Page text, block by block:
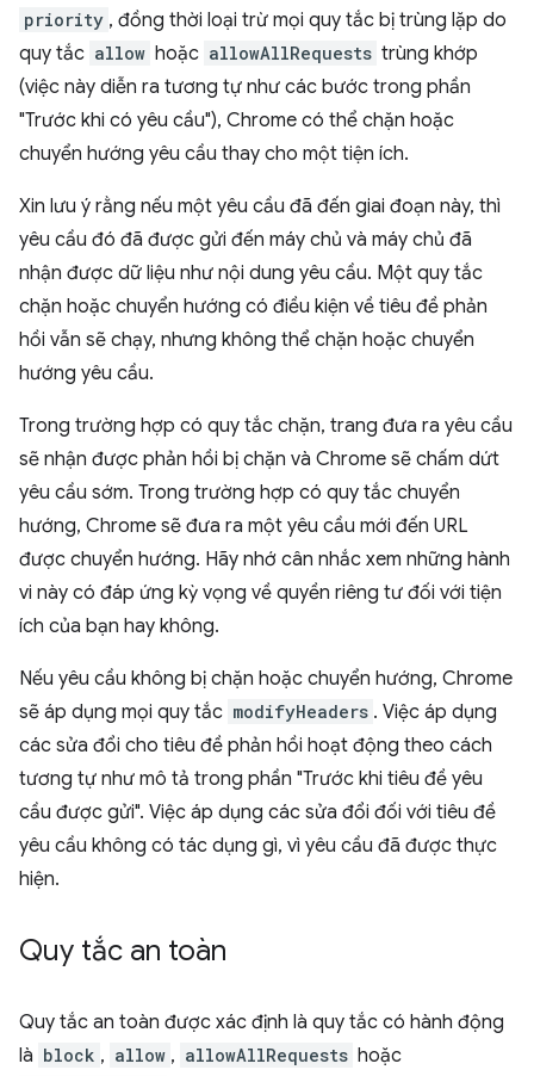
priority , đồng thời loại trừ mọi quy tắc bị trùng lặp do
quy tắc allow hoặc allowAllRequests trùng khớp
(việc này diễn ra tương tự như các bước trong phần
"Trước khi có yêu cầu"), Chrome có thể chặn hoặc
chuyển hướng yêu cầu thay cho một tiện ích.
Xin lưu ý rằng nếu một yêu cầu đã đến giai đoạn này, thì
yêu cầu đó đã được gửi đến máy chủ và máy chủ đã
nhận được dữ liệu như nội dung yêu cầu. Một quy tắc
chặn hoặc chuyển hướng có điều kiện về tiêu đề phản
hồi vẫn sẽ chạy, nhưng không thể chặn hoặc chuyển
hướng yêu cầu.
Trong trường hợp có quy tắc chặn, trang đưa ra yêu cầu
sẽ nhận được phản hồi bị chặn và Chrome sẽ chấm dứt
yêu cầu sớm. Trong trường hợp có quy tắc chuyển
hướng, Chrome sẽ đưa ra một yêu cầu mới đến URL
được chuyển hướng. Hãy nhớ cân nhắc xem những hành
vi này có đáp ứng kỳ vọng về quyền riêng tư đối với tiện
ích của bạn hay không.
Nếu yêu cầu không bị chặn hoặc chuyển hướng, Chrome
sẽ áp dụng mọi quy tắc modifyHeaders . Việc áp dụng
các sửa đổi cho tiêu đề phản hồi hoạt động theo cách
tương tự như mô tả trong phần "Trước khi tiêu đề yêu
cầu được gửi". Việc áp dụng các sửa đổi đối với tiêu đề
yêu cầu không có tác dụng gì, vì yêu cầu đã được thực
hiện.
Quy tắc an toàn
Quy tắc an toàn được xác định là quy tắc có hành động
là block , allow , allowAllRequests hoặc